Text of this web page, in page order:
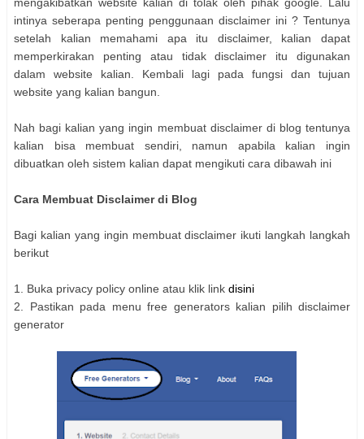
mengakibatkan website kalian di tolak oleh pihak google. Lalu
intinya seberapa penting penggunaan disclaimer ini ? Tentunya
setelah kalian memahami apa itu disclaimer, kalian dapat
memperkirakan penting atau tidak disclaimer itu digunakan
dalam website kalian. Kembali lagi pada fungsi dan tujuan
website yang kalian bangun.
Nah bagi kalian yang ingin membuat disclaimer di blog tentunya
kalian bisa membuat sendiri, namun apabila kalian ingin
dibuatkan oleh sistem kalian dapat mengikuti cara dibawah ini
Cara Membuat Disclaimer di Blog
Bagi kalian yang ingin membuat disclaimer ikuti langkah langkah
berikut
1. Buka privacy policy online atau klik link disini
2. Pastikan pada menu free generators kalian pilih disclaimer
generator